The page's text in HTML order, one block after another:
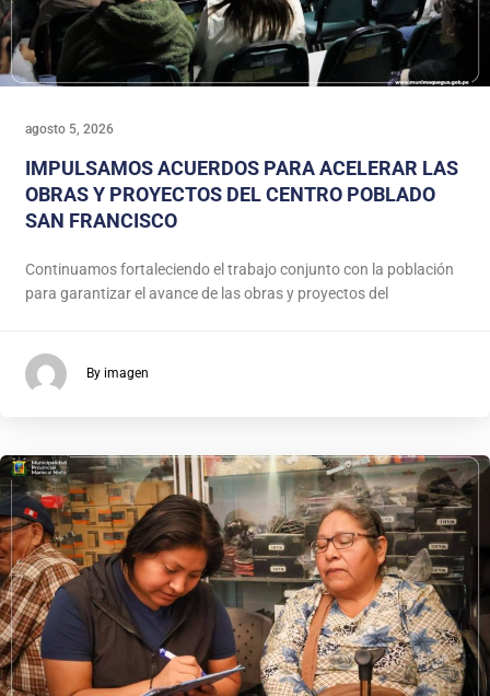
agosto 5, 2026
IMPULSAMOS ACUERDOS PARA ACELERAR LAS
OBRAS Y PROYECTOS DEL CENTRO POBLADO
SAN FRANCISCO
Continuamos fortaleciendo el trabajo conjunto con la población
para garantizar el avance de las obras y proyectos del
By imagen